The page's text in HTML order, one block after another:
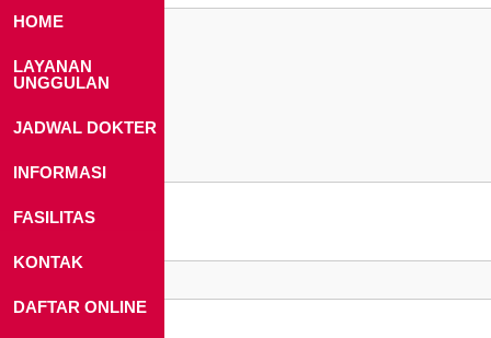
HOME
LAYANAN
UNGGULAN
JADWAL DOKTER
INFORMASI
FASILITAS
KONTAK
DAFTAR ONLINE